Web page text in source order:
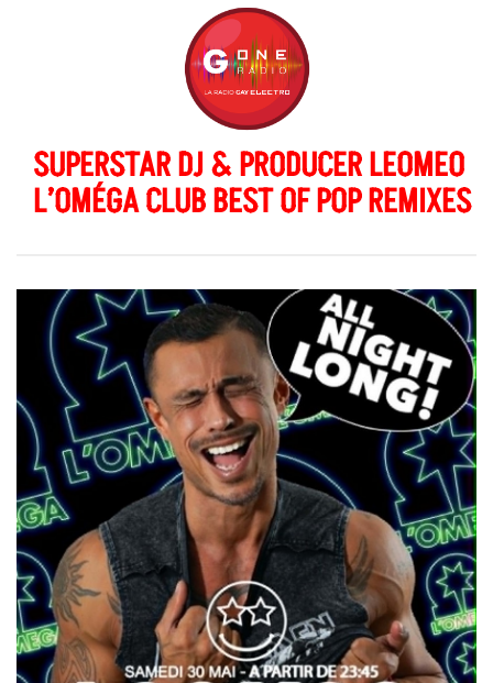
SUPERSTAR DJ & PRODUCER LEOMEO
L’OMÉGA CLUB BEST OF POP REMIXES